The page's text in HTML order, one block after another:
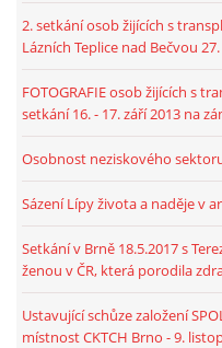
2. setkání osob žijících s
Lázních Teplice nad Bečvou
FOTOGRAFIE osob žijících s
setkání 16. - 17. září 2013 na
Osobnost neziskového
Sázení Lípy života a naděje v
Setkání v Brně 18.5.2017 s
ženou v ČR, která porodila
Ustavující schůze založení
místnost CKTCH Brno - 9.